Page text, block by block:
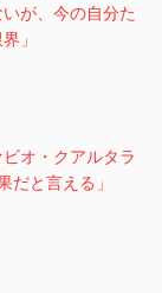
が、今の自分た
」
オ・クアルタラ
だと言える」